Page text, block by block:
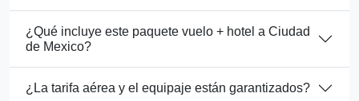
¿Qué incluye este paquete vuelo + hotel a Ciudad
de Mexico?
¿La tarifa aérea y el equipaje están garantizados?